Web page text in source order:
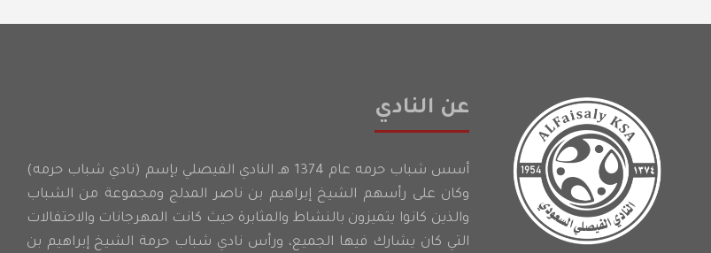
عن النادي
أسس شباب حرمه عام 1374 هـ النادي الفيصلي بإسم (نادي شباب حرمه)
وكان على رأسهم الشيخ إبراهيم بن ناصر المدلج ومجموعة من الشباب
والذين كانوا يتميزون بالنشاط والمثابرة حيث كانت المهرجانات والاحتفالات
التي كان يشارك فيها الجميع، ورأس نادي شباب حرمة الشيخ إبراهيم بن